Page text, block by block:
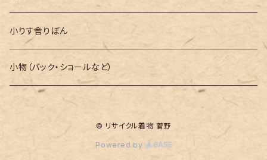
小りす舎りぼん
小物（バック・ショールなど）
© リサイクル着物 菅野
Powered by